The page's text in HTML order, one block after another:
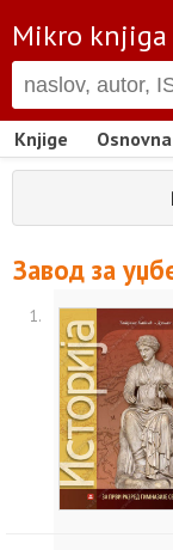
Mikro knjiga
Knjige
Завод за
1.